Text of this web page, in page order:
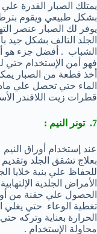
يمتلك الصبار القدرة
بشكل طبيعي ويقوم
يوفر لك الصبار عنصر
الجلد التالف بشكل جيد
الشباب . أفضل جزء هو
فهو أمن الإستخدام حتي
أخذ قطعة من الصبار
الماء حتي تحصل علي
قطرات زيت اللافندر
7. تونر النيم :
عند إستخدام أوراق النيم
بعلاج تشقق الجلد
للحفاظ علي بنية خلايا
الأمراض الجلدية
الحصول علي حفنة من
تغطية الوعاء حتي يغلي
الحرارة بعناية وتركه
محاولة الإستخدام .